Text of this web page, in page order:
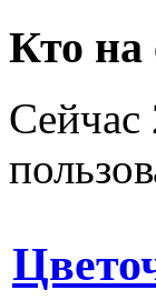
Кто на
Сейчас